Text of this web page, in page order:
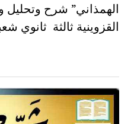
الهمذاني” شرح وتحليل
القزوينية ثالثة ثانوي